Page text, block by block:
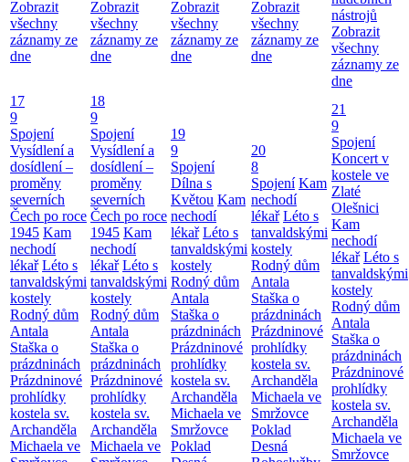
Zobrazit
všechny
záznamy ze
dne
Zobrazit
všechny
záznamy ze
dne
Zobrazit
všechny
záznamy ze
dne
Zobrazit
všechny
záznamy ze
dne
nástrojů
Zobrazit
všechny
záznamy ze
dne
17
9
Spojení
Vysídlení a
dosídlení –
proměny
severních
Čech po roce
1945 Kam
nechodí
lékař Léto s
tanvaldskými
kostely
Rodný dům
Antala
Staška o
prázdninách
Prázdninové
prohlídky
kostela sv.
Archanděla
Michaela ve
18
9
Spojení
Vysídlení a
dosídlení –
proměny
severních
Čech po roce
1945 Kam
nechodí
lékař Léto s
tanvaldskými
kostely
Rodný dům
Antala
Staška o
prázdninách
Prázdninové
prohlídky
kostela sv.
Archanděla
Michaela ve
19
9
Spojení
Dílna s
Květou Kam
nechodí
lékař Léto s
tanvaldskými
kostely
Rodný dům
Antala
Staška o
prázdninách
Prázdninové
prohlídky
kostela sv.
Archanděla
Michaela ve
Smržovce
Poklad
20
8
Spojení Kam
nechodí
lékař Léto s
tanvaldskými
kostely
Rodný dům
Antala
Staška o
prázdninách
Prázdninové
prohlídky
kostela sv.
Archanděla
Michaela ve
Smržovce
Poklad
Desná
21
9
Spojení
Koncert v
kostele ve
Zlaté
Olešnici
Kam
nechodí
lékař Léto s
tanvaldskými
kostely
Rodný dům
Antala
Staška o
prázdninách
Prázdninové
prohlídky
kostela sv.
Archanděla
Michaela ve
Smržovce